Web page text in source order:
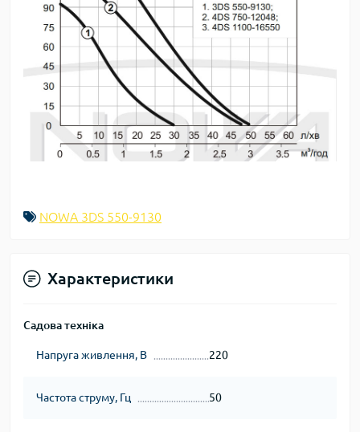
NOWA 3DS 550-9130
Характеристики
Садова техніка
Напруга живлення, В 220
Частота струму, Гц 50